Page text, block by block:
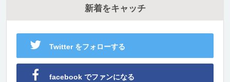
新着をキャッチ
Twitter をフォローする
facebook でファンになる